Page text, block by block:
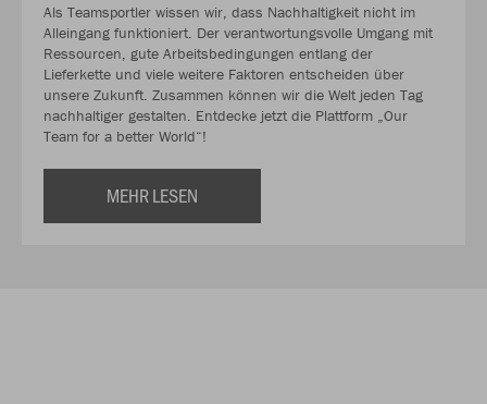
Als Teamsportler wissen wir, dass Nachhaltigkeit nicht im
Alleingang funktioniert. Der verantwortungsvolle Umgang mit
Ressourcen, gute Arbeitsbedingungen entlang der
Lieferkette und viele weitere Faktoren entscheiden über
unsere Zukunft. Zusammen können wir die Welt jeden Tag
nachhaltiger gestalten. Entdecke jetzt die Plattform „Our
Team for a better World“!
MEHR LESEN